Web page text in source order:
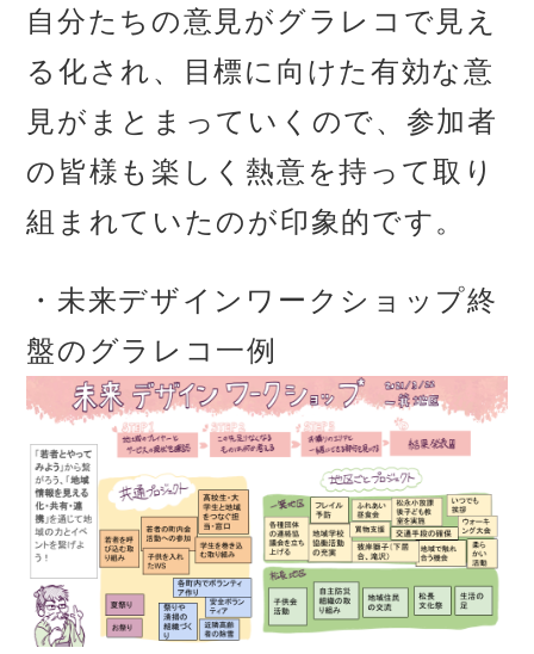
自分たちの意見がグラレコで見え
る化され、目標に向けた有効な意
見がまとまっていくので、参加者
の皆様も楽しく熱意を持って取り
組まれていたのが印象的です。
・未来デザインワークショップ終
盤のグラレコ一例